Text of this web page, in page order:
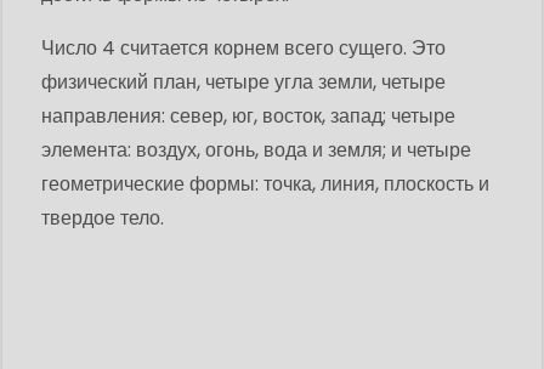
Число 4 считается корнем всего сущего. Это
физический план, четыре угла земли, четыре
направления: север, юг, восток, запад; четыре
элемента: воздух, огонь, вода и земля; и четыре
геометрические формы: точка, линия, плоскость и
твердое тело.